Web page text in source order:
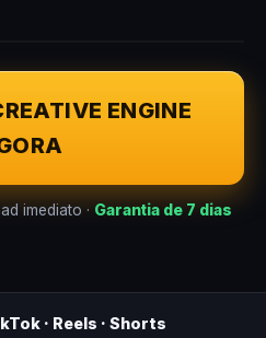
ENGINE
imediato · Garantia de 7 dias
· Reels · Shorts